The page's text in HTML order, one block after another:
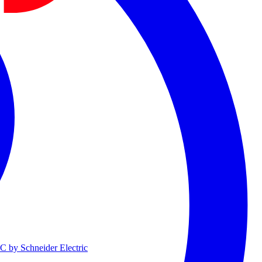
by Schneider Electric